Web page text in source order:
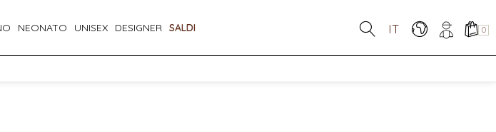
IT 0
NEONATO UNISEX DESIGNER SALDI